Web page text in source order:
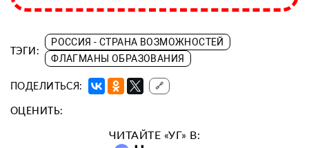
ТЭГИ:
РОССИЯ - СТРАНА ВОЗМОЖНОСТЕЙ
ФЛАГМАНЫ ОБРАЗОВАНИЯ
ПОДЕЛИТЬСЯ: 🔗
ОЦЕНИТЬ:
ЧИТАЙТЕ «УГ» В: